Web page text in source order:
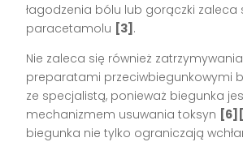
łagodzenia bólu lub gorączki zaleca
paracetamolu [3] .
Nie zaleca się również
preparatami przeciwbiegunkowymi
ze specjalistą, ponieważ biegunka
mechanizmem usuwania toksyn
biegunka nie tylko ograniczają